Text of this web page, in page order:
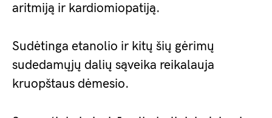
aritmiją ir kardiomiopatiją.
Sudėtinga etanolio ir kitų šių gėrimų
sudedamųjų dalių sąveika reikalauja
kruopštaus dėmesio.